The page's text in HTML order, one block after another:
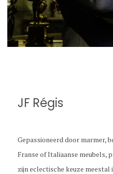
JF Régis
Gepassioneerd door marmer,
Franse of Italiaanse meubels,
zijn eclectische keuze